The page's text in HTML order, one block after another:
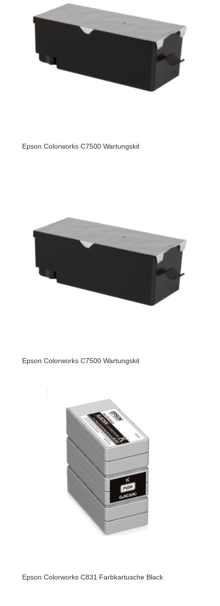
Epson Colorworks C7500 Wartungskit
Epson Colorworks C7500 Wartungskit
Epson Colorworks C831 Farbkartusche Black